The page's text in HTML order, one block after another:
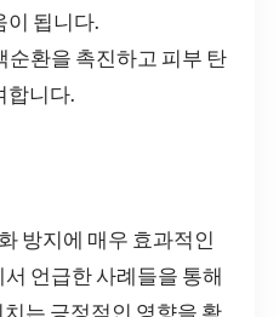
이 됩니다.
순환을 촉진하고 피부 탄
합니다.
방지에 매우 효과적인
언급한 사례들을 통해
는 긍정적인 영향을 확